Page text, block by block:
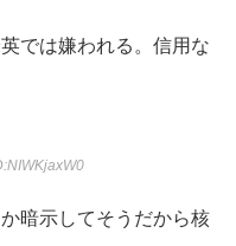
では嫌われる。信用な
暗示してそうだから核